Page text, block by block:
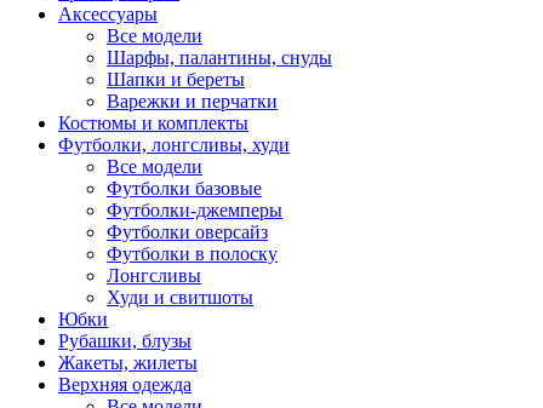
Аксессуары
Все модели
Шарфы, палантины, снуды
Шапки и береты
Варежки и перчатки
Костюмы и комплекты
Футболки, лонгсливы, худи
Все модели
Футболки базовые
Футболки-джемперы
Футболки оверсайз
Футболки в полоску
Лонгсливы
Худи и свитшоты
Юбки
Рубашки, блузы
Жакеты, жилеты
Верхняя одежда